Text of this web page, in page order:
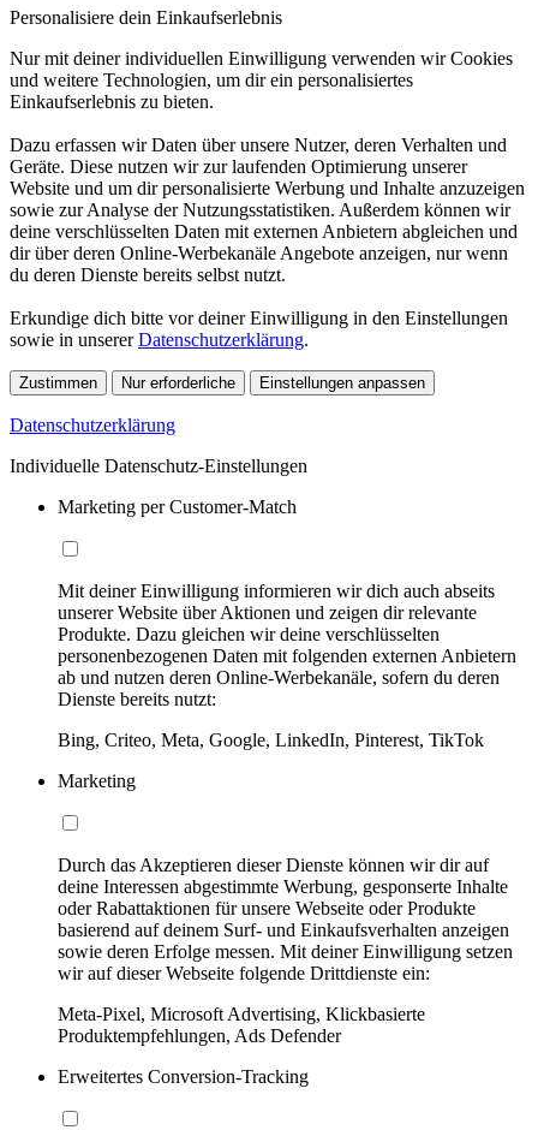
Personalisiere dein Einkaufserlebnis
Nur mit deiner individuellen Einwilligung verwenden wir Cookies
und weitere Technologien, um dir ein personalisiertes
Einkaufserlebnis zu bieten.
Dazu erfassen wir Daten über unsere Nutzer, deren Verhalten und
Geräte. Diese nutzen wir zur laufenden Optimierung unserer
Website und um dir personalisierte Werbung und Inhalte anzuzeigen
sowie zur Analyse der Nutzungsstatistiken. Außerdem können wir
deine verschlüsselten Daten mit externen Anbietern abgleichen und
dir über deren Online-Werbekanäle Angebote anzeigen, nur wenn
du deren Dienste bereits selbst nutzt.
Erkundige dich bitte vor deiner Einwilligung in den Einstellungen
sowie in unsererDatenschutzerklärung.
Zustimmen Nur erforderliche Einstellungen anpassen
Datenschutzerklärung
Individuelle Datenschutz-Einstellungen
Marketing per Customer-Match
Mit deiner Einwilligung informieren wir dich auch abseits
unserer Website über Aktionen und zeigen dir relevante
Produkte. Dazu gleichen wir deine verschlüsselten
personenbezogenen Daten mit folgenden externen Anbietern
ab und nutzen deren Online-Werbekanäle, sofern du deren
Dienste bereits nutzt:
Bing, Criteo, Meta, Google, LinkedIn, Pinterest, TikTok
Marketing
Durch das Akzeptieren dieser Dienste können wir dir auf
deine Interessen abgestimmte Werbung, gesponserte Inhalte
oder Rabattaktionen für unsere Webseite oder Produkte
basierend auf deinem Surf- und Einkaufsverhalten anzeigen
sowie deren Erfolge messen. Mit deiner Einwilligung setzen
wir auf dieser Webseite folgende Drittdienste ein:
Meta-Pixel, Microsoft Advertising, Klickbasierte
Produktempfehlungen, Ads Defender
Erweitertes Conversion-Tracking